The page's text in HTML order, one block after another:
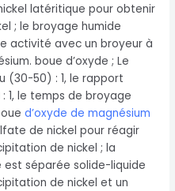
latéritique pour obtenir
; le broyage humide
activité avec un broyeur à
boue d’oxyde ; Le
(30-50) : 1, le rapport
1, le temps de broyage
d’oxyde de magnésium
de nickel pour réagir
de nickel ; la
est séparée solide-liquide
de nickel et un